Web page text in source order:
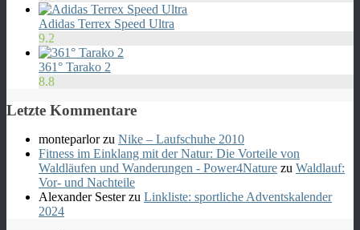
Adidas Terrex Speed Ultra
9.2
361° Tarako 2
8.8
Letzte Kommentare
monteparlorzu Nike – Laufschuhe 2010
Fitness im Einklang mit der Natur: Die Vorteile von
Waldläufen und Wanderungen - Power4Nature zu Waldlauf:
Vor- und Nachteile
Alexander Sesterzu Linkliste: sportliche Adventskalender
2024